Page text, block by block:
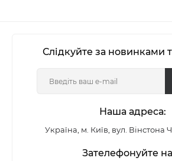
Слідкуйте за новинками
Наша адреса:
Україна, м. Київ, вул. Вінстона
Зателефонуйте